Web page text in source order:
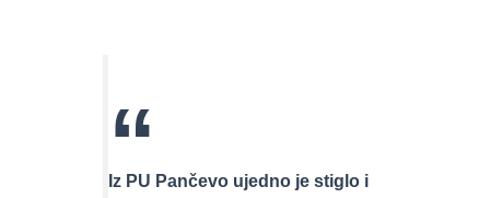
Iz PU Pančevo ujedno je stiglo i